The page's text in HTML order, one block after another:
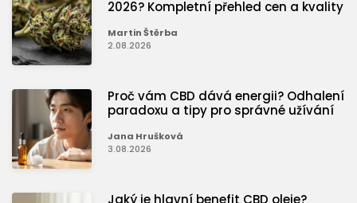
2026? Kompletní přehled cen a kvality
Martin Štěrba
2.08.2026
Proč vám CBD dává energii? Odhalení
paradoxu a tipy pro správné užívání
Jana Hrušková
3.08.2026
Jaký je hlavní benefit CBD oleje?